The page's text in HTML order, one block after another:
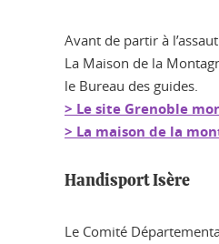
Avant de partir à
La Maison de la
le Bureau des guides.
> Le site Grenoble
> La maison de la
Handisport Isère
Le Comité